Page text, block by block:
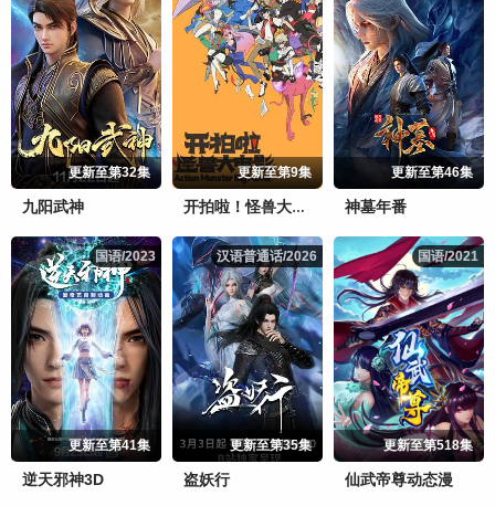
更新至第32集
九阳武神
更新至第9集
开拍啦！怪兽大电影
更新至第46集
神墓年番
国语/2023
国语/2023
更新至第41集
逆天邪神3D
汉语普通话/2026
汉语普通话/2026
更新至第35集
盗妖行
国语/2021
国语/2021
更新至第518集
仙武帝尊动态漫